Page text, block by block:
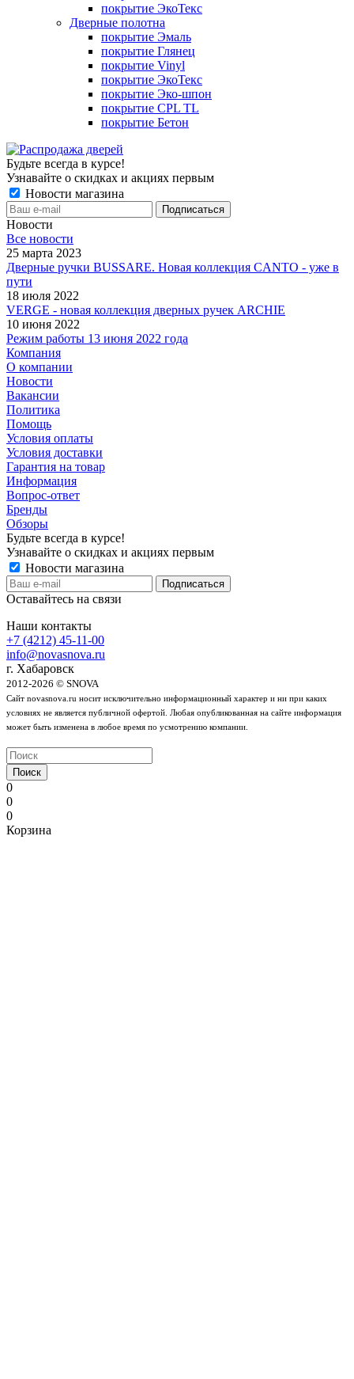
покрытие ЭкоТекс
Дверные полотна
покрытие Эмаль
покрытие Глянец
покрытие Vinyl
покрытие ЭкоТекс
покрытие Эко-шпон
покрытие CPL TL
покрытие Бетон
Будьте всегда в курсе!
Узнавайте о скидках и акциях первым
Новости магазина
Новости
Все новости
25 марта 2023
Дверные ручки BUSSARE. Новая коллекция CANTO - уже в
пути
18 июля 2022
VERGE - новая коллекция дверных ручек ARCHIE
10 июня 2022
Режим работы 13 июня 2022 года
Компания
О компании
Новости
Вакансии
Политика
Помощь
Условия оплаты
Условия доставки
Гарантия на товар
Информация
Вопрос-ответ
Бренды
Обзоры
Будьте всегда в курсе!
Узнавайте о скидках и акциях первым
Новости магазина
Оставайтесь на связи
Наши контакты
+7 (4212) 45-11-00
info@novasnova.ru
г. Хабаровск
2012-2026 © SNOVA
Сайт novasnova.ru носит исключительно информационный характер и ни при каких
условиях не является публичной офертой. Любая опубликованная на сайте информация
может быть изменена в любое время по усмотрению компании.
Поиск
0
0
0
Корзина